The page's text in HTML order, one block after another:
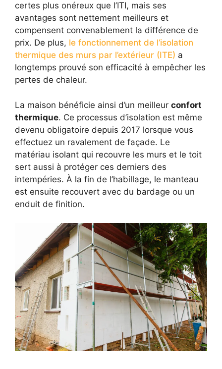
certes plus onéreux que l’ITI, mais ses
avantages sont nettement meilleurs et
compensent convenablement la différence de
prix. De plus, le fonctionnement de l’isolation
thermique des murs par l’extérieur (ITE) a
longtemps prouvé son efficacité à empêcher les
pertes de chaleur.
La maison bénéficie ainsi d’un meilleur confort
thermique. Ce processus d’isolation est même
devenu obligatoire depuis 2017 lorsque vous
effectuez un ravalement de façade. Le
matériau isolant qui recouvre les murs et le toit
sert aussi à protéger ces derniers des
intempéries. À la fin de l’habillage, le manteau
est ensuite recouvert avec du bardage ou un
enduit de finition.